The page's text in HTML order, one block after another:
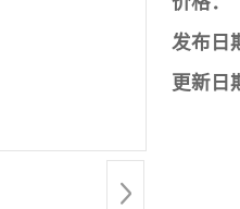
发布日
更新日